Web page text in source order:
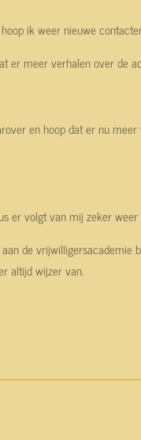
ik weer nieuwe
er meer verhalen over de
en hoop dat er nu
er volgt van mij zeker
de
altijd wijzer van.